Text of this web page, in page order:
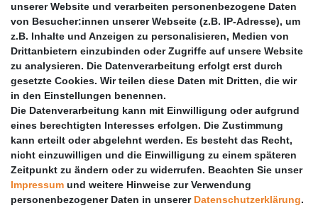
Barrierefreiheit
Anleitungen
Vertrag widerrufen
PARTNER
DHL
GLS
PaketPLUS
SPONSORING
unserer Website und verarbeiten personenbezogene Daten
von Besucher:innen unserer Webseite (z.B. IP-Adresse), um
z.B. Inhalte und Anzeigen zu personalisieren, Medien von
Drittanbietern einzubinden oder Zugriffe auf unsere Website
zu analysieren. Die Datenverarbeitung erfolgt erst durch
gesetzte Cookies. Wir teilen diese Daten mit Dritten, die wir
in den Einstellungen benennen.
Die Datenverarbeitung kann mit Einwilligung oder aufgrund
eines berechtigten Interesses erfolgen. Die Zustimmung
kann erteilt oder abgelehnt werden. Es besteht das Recht,
nicht einzuwilligen und die Einwilligung zu einem späteren
Zeitpunkt zu ändern oder zu widerrufen. Beachten Sie unser
Impressum und weitere Hinweise zur Verwendung
personenbezogener Daten in unserer Daten­schutz­erklärung.